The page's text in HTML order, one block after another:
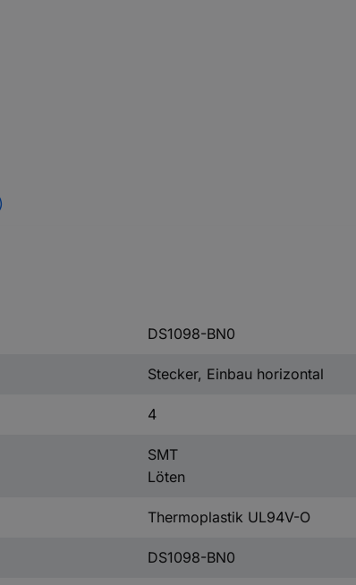
DS1098-BN0
Stecker, Einbau horizontal
4
SMT
Löten
Thermoplastik UL94V-O
DS1098-BN0